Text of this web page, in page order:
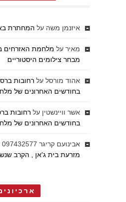
איזנמן משה על המחתרת
מאיר על
מבחר צילומים היסטוריים
אהוד מורסל על רחובות
בחודשים האחרונים של
אשר וויינשטין על רחובות
בחודשים האחרונים של
אבינועם קריגר 097432577
מזרעת בית ג'אן , הקרב